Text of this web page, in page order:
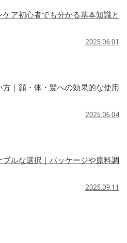
ア初心者でも分かる基本知識と
2025.06.01
｜顔・体・髪への効果的な使用
2025.06.04
ルな選択｜パッケージや原料調
2025.09.11